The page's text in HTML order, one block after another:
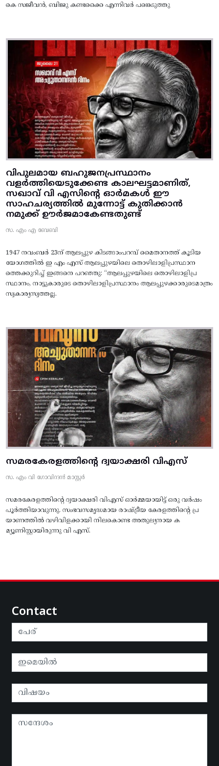
കെ സജീവൻ, ബിജു കണ്ടക്കൈ എന്നിവർ പങ്കെടുത്തു
വിപുലമായ ബഹുജനപ്രസ്ഥാനം
വളർത്തിയെടുക്കേണ്ട കാലഘട്ടമാണിത്,
സഖാവ് വി എസിന്റെ ഓർമകൾ ഈ
സാഹചര്യത്തിൽ മുന്നോട്ട്‌ കുതിക്കാൻ
നമുക്ക് ഊർജമാകേണ്ടതുണ്ട്
സ. എം എ ബേബി
1947 നവംബർ 23ന് ആലപ്പുഴ കിടങ്ങാംപറമ്പ്‌ മൈതാനത്ത്‌ കൂടിയ
യോഗത്തിൽ ഇ എം എസ് ആലപ്പുഴയിലെ തൊഴിലാളിപ്രസ്ഥാന
ത്തെക്കുറിച്ച് ഇങ്ങനെ പറഞ്ഞു: “ആലപ്പുഴയിലെ തൊഴിലാളിപ്ര
സ്ഥാനം, നാട്ടുകാരുടെ തൊഴിലാളിപ്രസ്ഥാനം ആലപ്പുഴക്കാരുടെമാത്രം
സ്വകാര്യസ്വത്തല്ല.
സമരകേരളത്തിൻ്റെ ദ്വയാക്ഷരി വിഎസ്
സ. എം വി ഗോവിന്ദൻ മാസ്റ്റർ
സമരകേരളത്തിൻ്റെ ദ്വയാക്ഷരി വിഎസ് ഓർമ്മയായിട്ട് ഒരു വർഷം
പൂർത്തിയാവുന്നു. സംഭവസമൃദ്ധമായ രാഷ്ട്രീയ കേരളത്തിന്റെ പ്ര
യാണത്തിൽ വഴിവിളക്കായി നിലകൊണ്ട അതുല്യനായ ക
മ്യൂണിസ്റ്റായിരുന്നു വി എസ്.
Contact